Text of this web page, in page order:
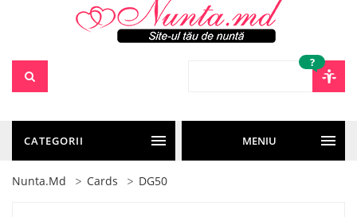
?
CATEGORII MENIU
Nunta.md Cards DG50